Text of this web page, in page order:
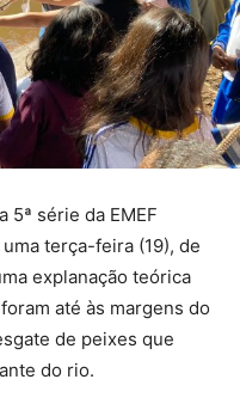
5ª série da EMEF
terça-feira (19), de
explanação teórica
até às margens do
de peixes que
do rio.